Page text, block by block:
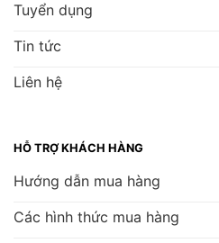
Tuyển dụng
Tin tức
Liên hệ
HỖ TRỢ KHÁCH HÀNG
Hướng dẫn mua hàng
Các hình thức mua hàng